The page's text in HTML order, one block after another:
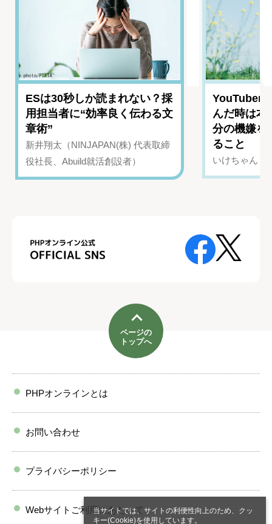
当サイトでは、サイトの利便性向上のため、クッ
キー(Cookie)を使用しています。
ESは30秒しか読まれない？採
用担当者に“効率良く伝わる文
章術”
新井翔太（NINJAPAN(株) 代表取締
役社長、Abuild就活創設者）
YouTuber
んだ時は
分の機嫌を
ること
いけちゃん（
ページの
トップへ
PHPオンラインとは
お問い合わせ
プライバシーポリシー
Webサイトご利用にあたって